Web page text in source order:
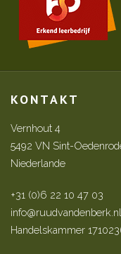
KONTAKT
Vernhout 4
5492 VN Sint-
Niederlande
+31 (0)6 22 10 47 03
info@ruudvandenberk.nl
Handelskammer